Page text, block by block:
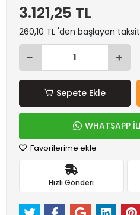
3.121,25 TL
260,10 TL 'den başlayan
Sepete Ekle
WHATSAPP
Favorilerime ekle
Hızlı Gönderi